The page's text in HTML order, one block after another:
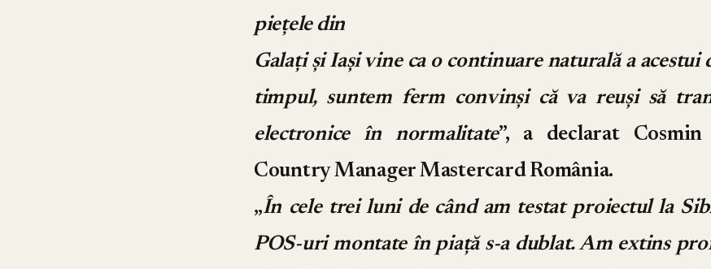
piețele din
Galați și Iași vine ca o continuare naturală a acestui
timpul, suntem ferm convinși că va reuși să
electronice în normalitate”, a declarat Cosmin
Country Manager Mastercard România.
„În cele trei luni de când am testat proiectul la
POS-uri montate în piață s-a dublat. Am extins